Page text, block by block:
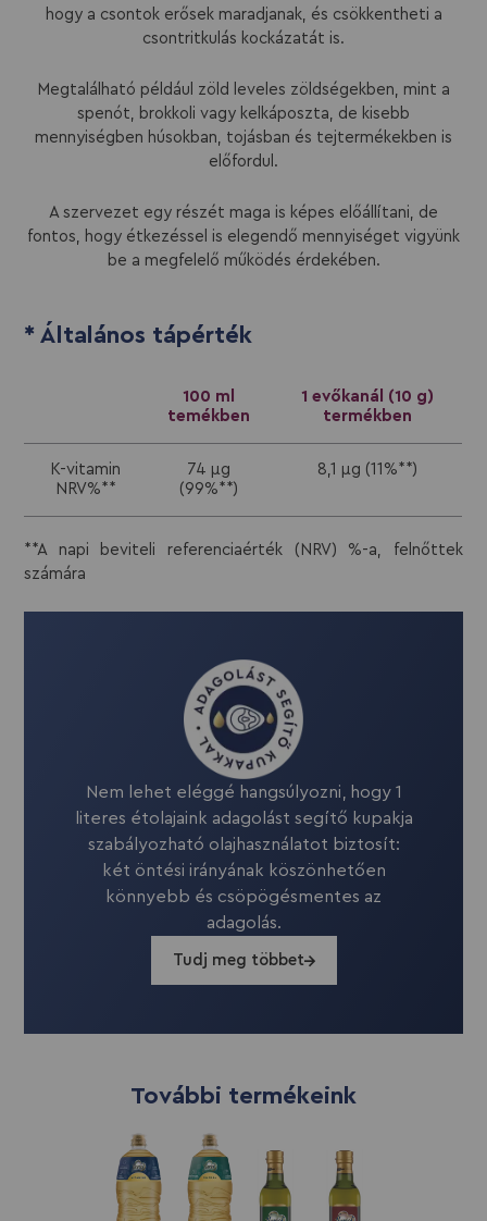
hogy a csontok erősek maradjanak, és csökkentheti a
csontritkulás kockázatát is.
Megtalálható például zöld leveles zöldségekben, mint a
spenót, brokkoli vagy kelkáposzta, de kisebb
mennyiségben húsokban, tojásban és tejtermékekben is
előfordul.
A szervezet egy részét maga is képes előállítani, de
fontos, hogy étkezéssel is elegendő mennyiséget vigyünk
be a megfelelő működés érdekében.
* Általános tápérték
100 ml
temékben
1 evőkanál (10 g)
termékben
K-vitamin
NRV%**
74 µg
(99%**)
8,1 µg (11%**)
**A napi beviteli referenciaérték (NRV) %-a, felnőttek
számára
Nem lehet eléggé hangsúlyozni, hogy 1
literes étolajaink adagolást segítő kupakja
szabályozható olajhasználatot biztosít:
két öntési irányának köszönhetően
könnyebb és csöpögésmentes az
adagolás.
Tudj meg többet
További termékeink